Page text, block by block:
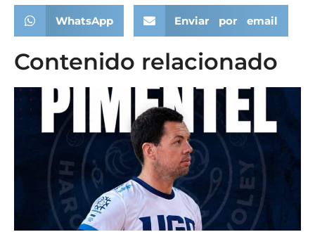
WhatsApp Enviar por email
Contenido relacionado